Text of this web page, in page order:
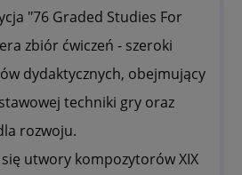
"76 Graded Studies For
zbiór ćwiczeń - szeroki
dydaktycznych, obejmujący
techniki gry oraz
rozwoju.
utwory kompozytorów XIX